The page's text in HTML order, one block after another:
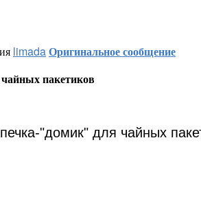
limadaОригинальное сообщение
пакетиков
"домик" для чайных